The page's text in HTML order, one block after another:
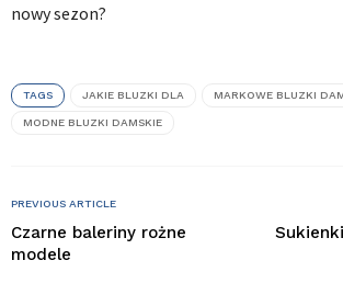
nowy sezon?
TAGS JAKIE BLUZKI DLA MARKOWE BLUZKI
MODNE BLUZKI DAMSKIE
PREVIOUS ARTICLE
Czarne baleriny rożne
modele